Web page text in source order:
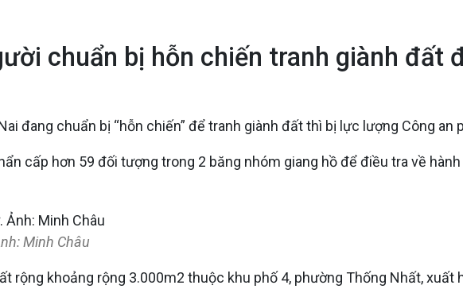
chuẩn bị hỗn chiến tranh giành đất
đang chuẩn bị “hỗn chiến” để tranh giành đất thì bị lực lượng Công an
cấp hơn 59 đối tượng trong 2 băng nhóm giang hồ để điều tra về
Minh Châu
rộng khoảng rộng 3.000m2 thuộc khu phố 4, phường Thống Nhất,